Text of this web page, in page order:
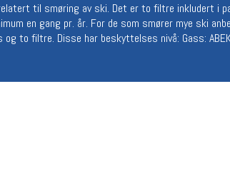
til smøring av ski. Det er to filtre inkludert i
en gang pr. år. For de som smører mye ski
to filtre. Disse har beskyttelses nivå: Gass:
Team Oslo Sportslager